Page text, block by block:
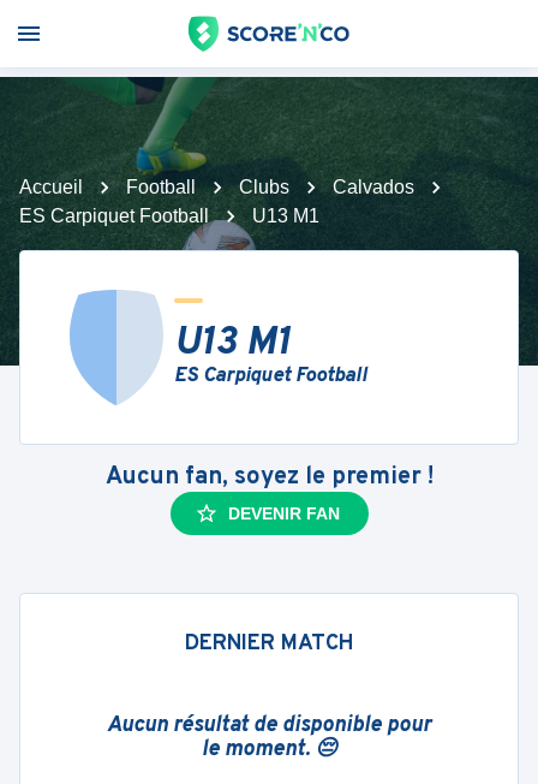
Accueil Football Clubs
Calvados
ES Carpiquet Football
U13 M1
U13 M1
ES Carpiquet Football
Aucun fan, soyez le premier !
DEVENIR FAN
DERNIER MATCH
Aucun résultat de disponible pour
le moment. 😔